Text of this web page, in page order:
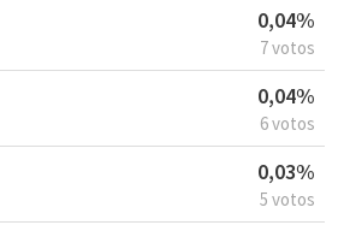
0,04%
7 votos
0,04%
6 votos
0,03%
5 votos